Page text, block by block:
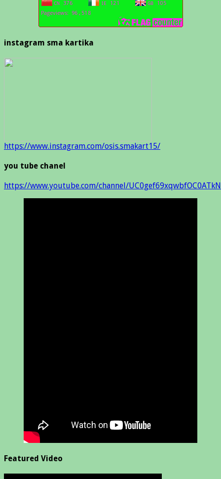
instagram sma kartika
https://www.instagram.com/osis.smakart15/
you tube chanel
https://www.youtube.com/channel/
Featured Video